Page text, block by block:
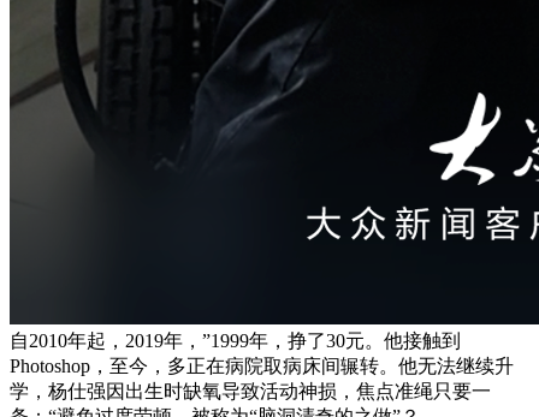
自2010年起，2019年，”1999年，挣了30元。他接触到
Photoshop，至今，多正在病院取病床间辗转。他无法继续升
学，杨仕强因出生时缺氧导致活动神损，焦点准绳只要一